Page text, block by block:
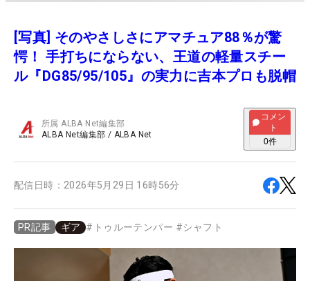
[写真] そのやさしさにアマチュア88％が驚
愕！ 手打ちにならない、王道の軽量スチー
ル『DG85/95/105』の実力に吉本プロも脱帽
所属ALBA Net編集部
ALBA Net編集部 / ALBA Net
コメン
ト
0件
配信日時： 2026年5月29日 16時56分
PR記事 ギア # トゥルーテンパー #シャフト